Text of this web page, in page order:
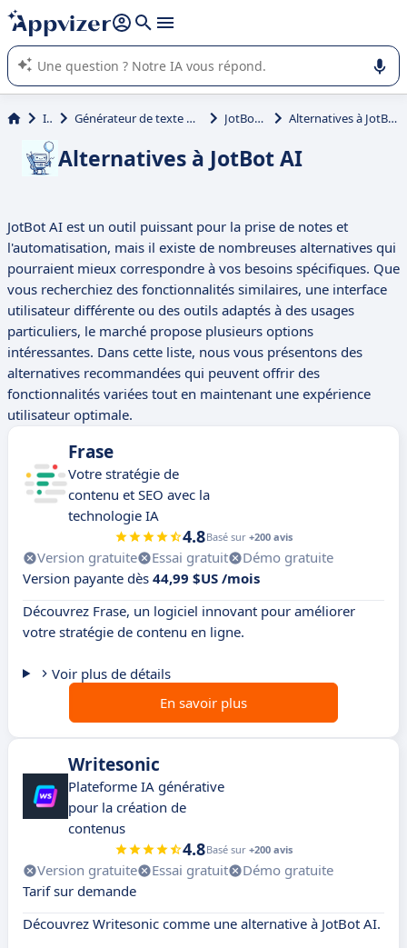
répondre (plusieurs lignes avec
L'IA de Appvizer vous guide dans l'utilisation ou la sélection de
logiciel SaaS en entreprise.
IA Générateur de texte par IA JotBot AI Alternatives à JotBot AI
Alternatives à JotBot AI
JotBot AI est un outil puissant pour la prise de notes et
l'automatisation, mais il existe de nombreuses alternatives qui
pourraient mieux correspondre à vos besoins spécifiques. Que
vous recherchiez des fonctionnalités similaires, une interface
utilisateur différente ou des outils adaptés à des usages
particuliers, le marché propose plusieurs options
intéressantes. Dans cette liste, nous vous présentons des
alternatives recommandées qui peuvent offrir des
fonctionnalités variées tout en maintenant une expérience
utilisateur optimale.
Frase
Votre stratégie de
contenu et SEO avec la
technologie IA
4.8Basé sur +200 avis
Version gratuite Essai gratuit
Démo gratuite
Version payante dès 44,99 $US /mois
Découvrez Frase, un logiciel innovant pour améliorer
votre stratégie de contenu en ligne.
Voir plus de détails
En savoir plus
Writesonic
Plateforme IA générative
pour la création de
contenus
4.8Basé sur +200 avis
Version gratuite Essai gratuit
Démo gratuite
Tarif sur demande
Découvrez Writesonic comme une alternative à JotBot AI.